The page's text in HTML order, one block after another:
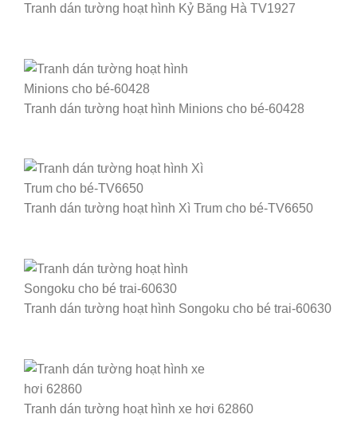
Tranh dán tường hoạt hình Kỷ Băng Hà TV1927
Tranh dán tường hoạt hình Minions cho bé-60428
Tranh dán tường hoạt hình Xì Trum cho bé-TV6650
Tranh dán tường hoạt hình Songoku cho bé trai-60630
Tranh dán tường hoạt hình xe hơi 62860